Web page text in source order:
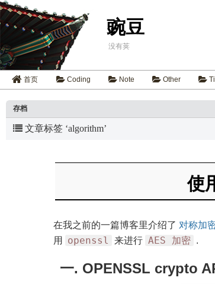
豌豆
没有荚
首页 Coding Note Other
存档
文章标签 ‘algorithm’
使
在我之前的一篇博客里介绍了 对称加
用
openssl 来进行 AES 加密 .
一. OPENSSL crypto